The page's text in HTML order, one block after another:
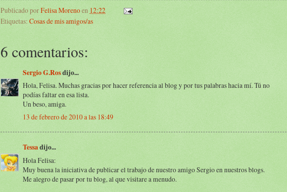
Publicado porFelisa Morenoen 12:22
Etiquetas: Cosas de mis amigos/as
6 comentarios:
Sergio G.Rosdijo...
Hola, Felisa. Muchas gracias por hacer referencia al blog y por tus palabras hacia mí. Tú no
podías faltar en esa lista.
Un beso, amiga.
13 de febrero de 2010 a las 18:49
Tessadijo...
Hola Felisa:
Muy buena la iniciativa de publicar el trabajo de nuestro amigo Sergio en nuestros blogs.
Me alegro de pasar por tu blog, al que visitare a menudo.